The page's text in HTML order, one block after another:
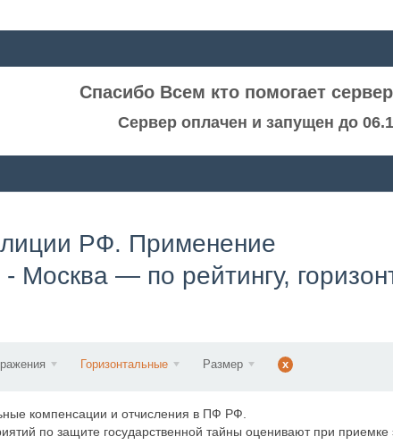
Спасибо Всем кто помогает
Сервер оплачен и запущен до
РФ. Применение
- Москва — по рейтингу,
Горизонтальные Размер x
компенсации и отчисления в ПФ РФ.
по защите государственной тайны оценивают при приемке